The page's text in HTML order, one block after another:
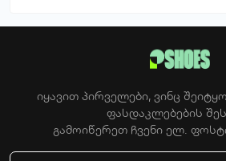
იყავით პირველები, ვინც
ფასდაკლებების
გამოიწერეთ ჩვენი ელ.